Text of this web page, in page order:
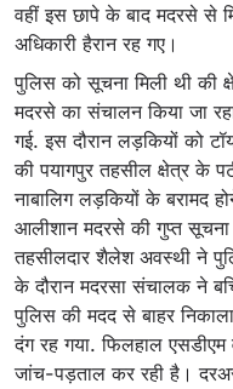
वहीं इस छापे के बाद मदरसे से
अधिकारी हैरान रह गए।
पुलिस को सूचना मिली थी
मदरसे का संचालन किया जा
गई. इस दौरान लड़कियों को
की पयागपुर तहसील क्षेत्र के
नाबालिग लड़कियों के बरामद
आलीशान मदरसे की गुप्त सूचना
तहसीलदार शैलेश अवस्थी ने
के दौरान मदरसा संचालक ने
पुलिस की मदद से बाहर
दंग रह गया. फिलहाल
जांच-पड़ताल कर रही है।